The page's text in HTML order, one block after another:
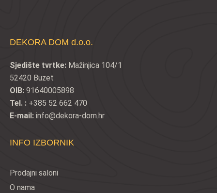
DEKORA DOM d.o.o.
Sjedište tvrtke: Mažinjica 104/1
52420 Buzet
OIB: 91640005898
Tel. : +385 52 662 470
E-mail: info@dekora-dom.hr
INFO IZBORNIK
Prodajni saloni
O nama